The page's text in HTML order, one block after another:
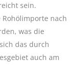
sein.
nach
was die
das durch
auch am